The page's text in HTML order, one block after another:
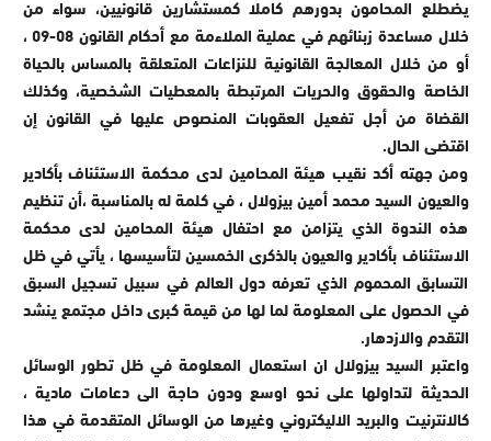
يضطلع المحامون بدورهم كاملا كمستشارين قانونيين، سواء من
خلال مساعدة زبنائهم في عملية الملاءمة مع أحكام القانون 08-09 ،
أو من خلال المعالجة القانونية للنزاعات المتعلقة بالمساس بالحياة
الخاصة والحقوق والحريات المرتبطة بالمعطيات الشخصية، وكذلك
القضاة من أجل تفعيل العقوبات المنصوص عليها في القانون إن
اقتضى الحال.
ومن جهته أكد نقيب هيئة المحامين لدى محكمة الاستئناف بأكادير
والعيون السيد محمد أمين بيزولال ، في كلمة له بالمناسبة ،أن تنظيم
هذه الندوة الذي يتزامن مع احتفال هيئة المحامين لدى محكمة
الاستئناف بأكادير والعيون بالذكرى الخمسين لتأسيسها ، يأتي في ظل
التسابق المحموم الذي تعرفه دول العالم في سبيل تسجيل السبق
في الحصول على المعلومة لما لها من قيمة كبرى داخل مجتمع ينشد
التقدم والازدهار.
واعتبر السيد بيزولال ان استعمال المعلومة في ظل تطور الوسائل
الحديثة لتداولها على نحو اوسع ودون حاجة الى دعامات مادية ،
كالانترنيت والبريد الاليكتروني وغيرها من الوسائل المتقدمة في هذا